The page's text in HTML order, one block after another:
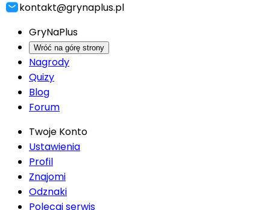
kontakt@grynaplus.pl
GryNaPlus
Wróć na górę strony
Nagrody
Quizy
Blog
Forum
Twoje Konto
Ustawienia
Profil
Znajomi
Odznaki
Polecaj serwis